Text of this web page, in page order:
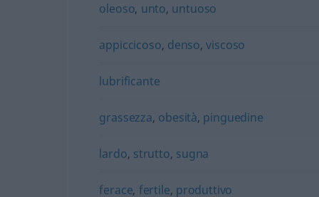
oleoso, unto, untuoso
appiccicoso, denso,viscoso
lubrificante
grassezza, obesità, pinguedine
lardo, strutto, sugna
ferace, fertile, produttivo